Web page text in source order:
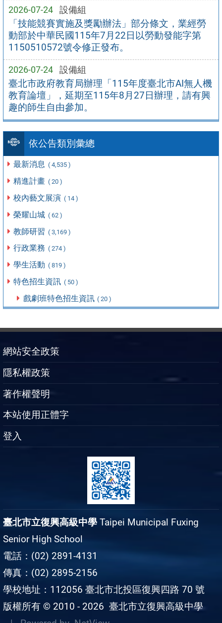
2026-07-24 設備組
「技能競賽實施及獎勵辦法」部分條文，業經勞
動部於中華民國115年7月22日以勞動發能字第
1150510572號令修正發布。
2026-07-24 設備組
臺北市政府教育局辦理「115年度臺北市AI無人機
教育論壇」，延期至115年8月27日辦理，請有興
趣的師生自由參加。
依公告類別彙總
最新消息 ( 4,535 )
精進計畫 ( 20 )
校內藝文展演 ( 14 )
榮耀山城 ( 62 )
教師研習 ( 3,169 )
行政業務 ( 274 )
學生活動 ( 819 )
特色招生資訊 ( 50 )
戲劇班特色招生資訊 ( 20 )
網站安全政策
隱私權政策
著作權聲明
本站使用正體字
登入
臺北市立復興高級中學 Taipei Municipal Fuxing
Senior High School
電話：(02) 2891-4131
傳真：(02) 2895-2156
學校地址：112056 臺北市北投區復興四路 70 號
版權所有 © 2010 - 2026 臺北市立復興高級中學